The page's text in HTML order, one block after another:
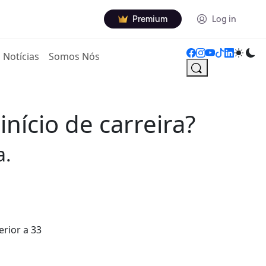
Premium Log in
Notícias Somos Nós
de carreira?
a 33